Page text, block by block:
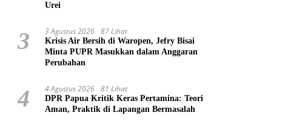
Urei
3 3 Agustus 2026 87 Lihat
Krisis Air Bersih di Waropen, Jefry Bisai
Minta PUPR Masukkan dalam Anggaran
Perubahan
4 4 Agustus 2026 81 Lihat
DPR Papua Kritik Keras Pertamina: Teori
Aman, Praktik di Lapangan Bermasalah